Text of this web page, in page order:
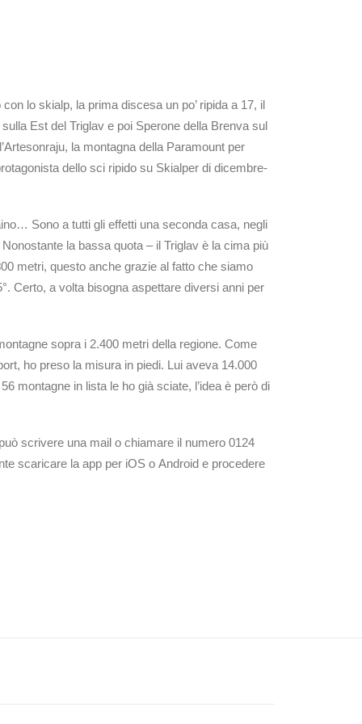
lo skialp, la prima discesa un po’ ripida a 17, il
Est del Triglav e poi Sperone della Brenva sul
la montagna della Paramount per
dello sci ripido su Skialper di dicembre-
Sono a tutti gli effetti una seconda casa, negli
la bassa quota – il Triglav è la cima più
metri, questo anche grazie al fatto che siamo
Certo, a volta bisogna aspettare diversi anni per
sopra i 2.400 metri della regione. Come
ho preso la misura in piedi. Lui aveva 14.000
montagne in lista le ho già sciate, l’idea è però di
scrivere una mail o chiamare il numero 0124
scaricare la app per iOS o Android e procedere